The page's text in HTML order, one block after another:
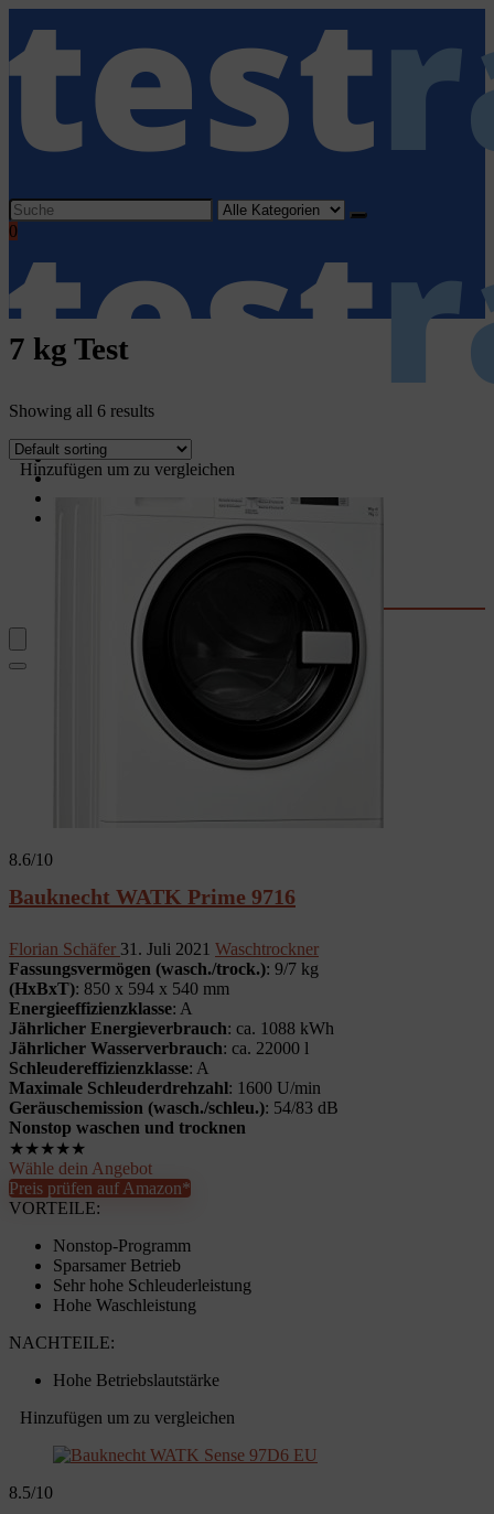
Search
for:
0
Home
Haushaltsgeräte
Waschtrockner-Stromkosten
Kaffee-Kosten
Wassersprudler
Fernseher-Größe
7 kg Test
Showing all 6 results
Hinzufügen um zu vergleichen
8.6/10
Bauknecht WATK Prime 9716
Florian Schäfer 31. Juli 2021 Waschtrockner
Fassungsvermögen (wasch./trock.): 9/7 kg
(HxBxT): 850 x 594 x 540 mm
Energieeffizienzklasse: A
Jährlicher Energieverbrauch: ca. 1088 kWh
Jährlicher Wasserverbrauch: ca. 22000 l
Schleudereffizienzklasse: A
Maximale Schleuderdrehzahl: 1600 U/min
Geräuschemission (wasch./schleu.): 54/83 dB
Nonstop waschen und trocknen
★★★★★
Wähle dein Angebot
Preis prüfen auf Amazon*
VORTEILE:
Nonstop-Programm
Sparsamer Betrieb
Sehr hohe Schleuderleistung
Hohe Waschleistung
NACHTEILE:
Hohe Betriebslautstärke
Hinzufügen um zu vergleichen
8.5/10